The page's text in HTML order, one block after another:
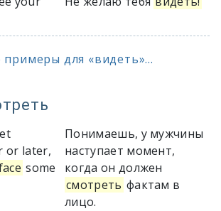
для «видеть»...
or later,
some
Понимаешь, у мужчины
наступает момент,
когда он должен
смотреть фактам в
лицо.